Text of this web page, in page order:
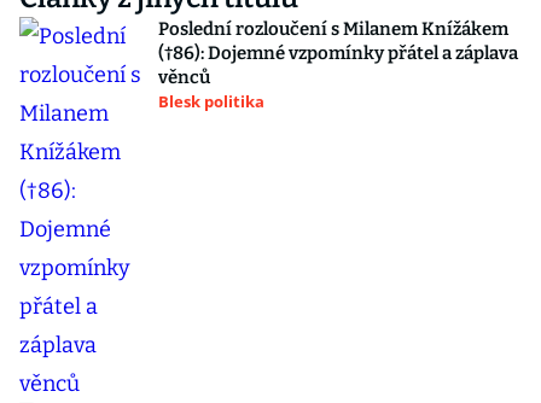
Poslední rozloučení s Milanem Knížákem
(†86): Dojemné vzpomínky přátel a záplava
věnců
Blesk politika